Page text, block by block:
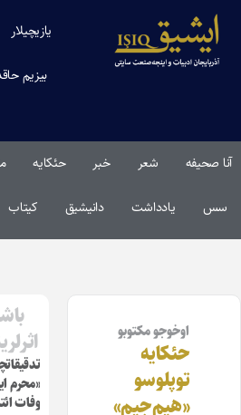
یازیچیلار
بیزیم
آنا صحیفه شعر خبر حئکایه
سس یادداشت دانیشیق کیتاب
اوخوجو مکتوبو
حئکایه
توپلوسو
«هیم‌جیم»
«محرم
وفات